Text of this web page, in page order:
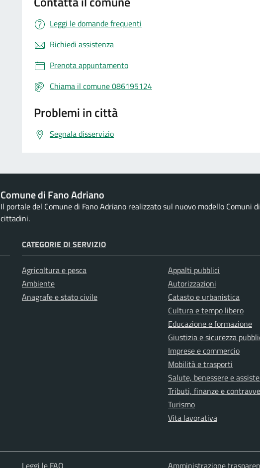
Leggi le domande frequenti
Richiedi assistenza
Prenota appuntamento
Chiama il comune 086195124
Problemi in città
Segnala disservizio
Comune di Fano Adriano
Il portale del Comune di Fano Adriano realizzato sul nuovo modello
cittadini.
CATEGORIE DI SERVIZIO
Agricoltura e pesca
Ambiente
Anagrafe e stato civile
Appalti pubblici
Autorizzazioni
Catasto e urbanistica
Cultura e tempo libero
Educazione e formazione
Giustizia e sicurezza
Imprese e commercio
Mobilità e trasporti
Salute, benessere e
Tributi, finanze e
Turismo
Vita lavorativa